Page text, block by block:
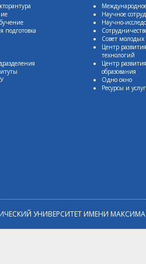
подготовка
Научное
Научно-
Совет
Центр
технологий
Центр
образования
Одно окно
Ресурсы и
УНИВЕРСИТЕТ ИМЕНИ МАКСИМА